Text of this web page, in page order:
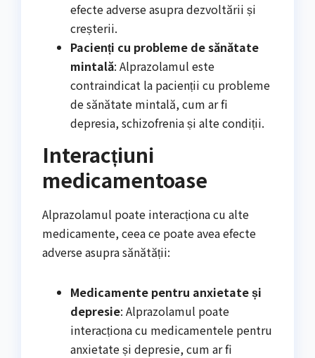
efecte adverse asupra dezvoltării și
creșterii.
Pacienți cu probleme de sănătate
mintală: Alprazolamul este
contraindicat la pacienții cu probleme
de sănătate mintală, cum ar fi
depresia, schizofrenia și alte condiții.
Interacțiuni
medicamentoase
Alprazolamul poate interacționa cu alte
medicamente, ceea ce poate avea efecte
adverse asupra sănătății:
Medicamente pentru anxietate și
depresie: Alprazolamul poate
interacționa cu medicamentele pentru
anxietate și depresie, cum ar fi